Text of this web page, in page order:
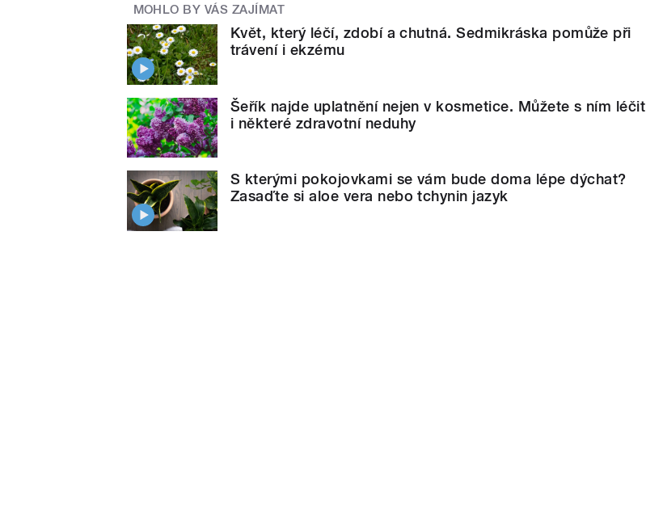
MOHLO BY VÁS ZAJÍMAT
Květ, který léčí, zdobí a chutná. Sedmikráska pomůže při
trávení i ekzému
Šeřík najde uplatnění nejen v kosmetice. Můžete s ním léčit
i některé zdravotní neduhy
S kterými pokojovkami se vám bude doma lépe dýchat?
Zasaďte si aloe vera nebo tchynin jazyk